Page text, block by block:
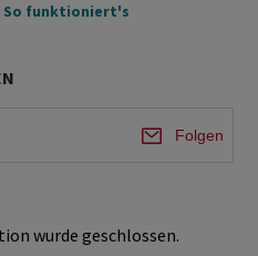
So funktioniert's
Folgen
wurde geschlossen.